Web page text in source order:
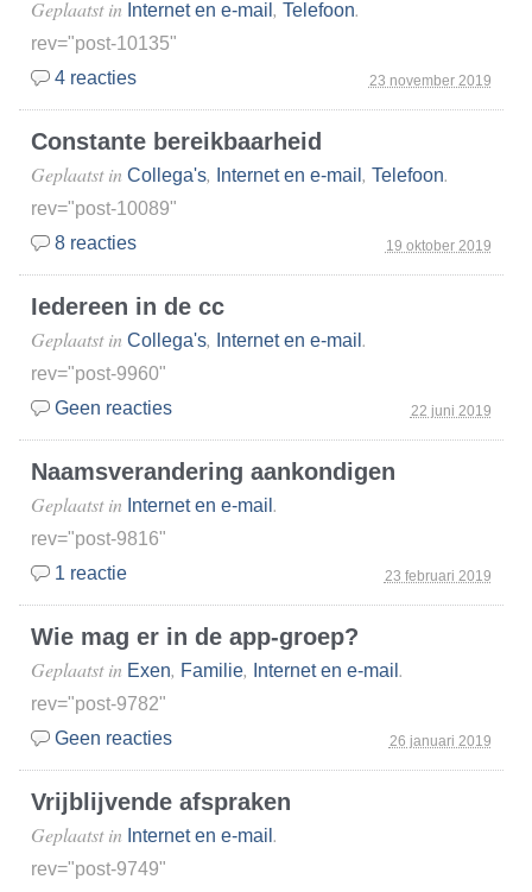
23 november 2019
Geplaatst in Internet en e-mail , Telefoon.
rev="post-10135"
4 reacties
Constante bereikbaarheid
19 oktober 2019
Geplaatst in Collega's, Internet en e-mail , Telefoon.
rev="post-10089"
8 reacties
Iedereen in de cc
22 juni 2019
Geplaatst in Collega's, Internet en e-mail .
rev="post-9960"
Geen reacties
Naamsverandering aankondigen
23 februari 2019
Geplaatst in Internet en e-mail .
rev="post-9816"
1 reactie
Wie mag er in de app-groep?
26 januari 2019
Geplaatst in Exen, Familie, Internet en e-mail .
rev="post-9782"
Geen reacties
Vrijblijvende afspraken
Geplaatst in Internet en e-mail .
rev="post-9749"